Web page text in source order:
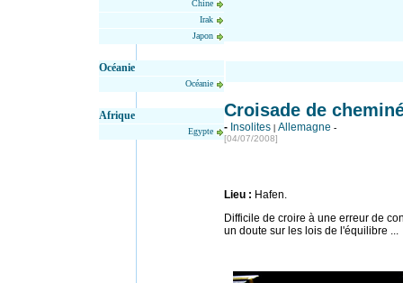
Chine
Irak
Japon
Océanie
Océanie
Afrique
Egypte
Croisade de
- Insolites | Allemagne -
[04/07/2008]
Lieu : Hafen.
Difficile de croire à une erreur de
un doute sur les lois de l'équilibre ...